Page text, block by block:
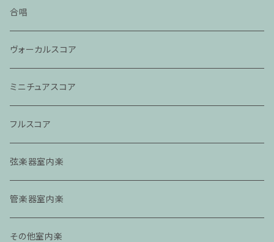
合唱
ヴォーカルスコア
ミニチュアスコア
フルスコア
弦楽器室内楽
管楽器室内楽
その他室内楽